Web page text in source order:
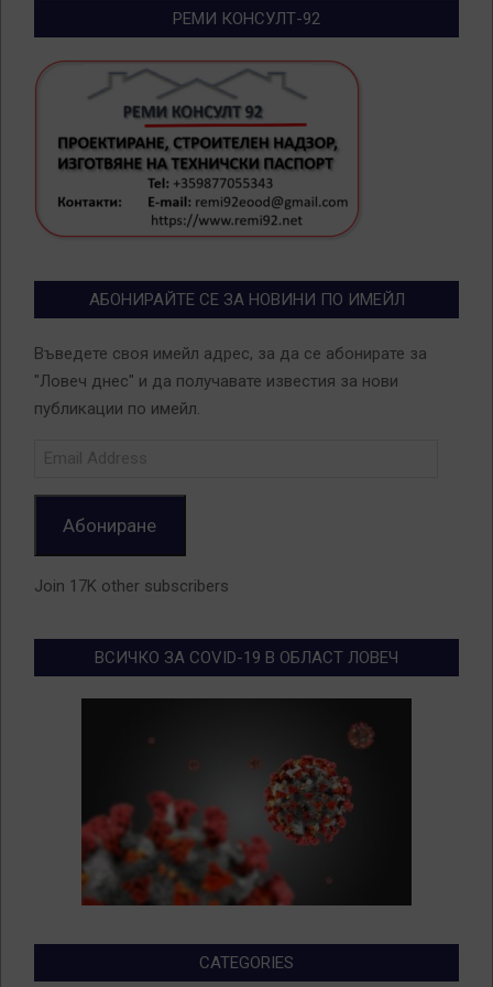
РЕМИ КОНСУЛТ-92
АБОНИРАЙТЕ СЕ ЗА НОВИНИ ПО ИМЕЙЛ
Въведете своя имейл адрес, за да се абонирате за
"Ловеч днес" и да получавате известия за нови
публикации по имейл.
Абониране
Join 17K other subscribers
ВСИЧКО ЗА COVID-19 В ОБЛАСТ ЛОВЕЧ
CATEGORIES